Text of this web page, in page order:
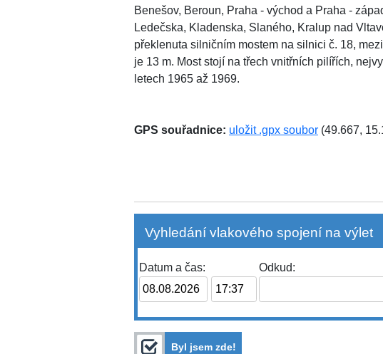
Benešov, Beroun, Praha - východ a Praha -
Ledečska, Kladenska, Slaného, Kralup nad
překlenuta silničním mostem na silnici č. 18,
je 13 m. Most stojí na třech vnitřních pilířích,
letech 1965 až 1969.
GPS souřadnice: uložit .gpx soubor (49.667,
Vyhledání vlakového spojení na výlet
Datum a čas: Odkud:
Byl jsem zde!